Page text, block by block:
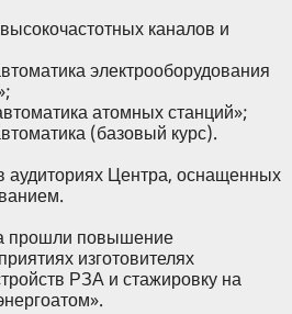
каналов и
электрооборудования
атомных станций»;
(базовый курс).
аудиториях Центра, оснащенных
прошли повышение
изготовителях
РЗА и стажировку на